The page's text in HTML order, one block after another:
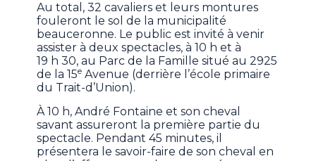
Au total, 32 cavaliers et leurs montures
fouleront le sol de la municipalité
beauceronne. Le public est invité à venir
assister à deux spectacles, à 10 h et à
19 h 30, au Parc de la Famille situé au 2925
de la 15e Avenue (derrière l’école primaire
du Trait-d’Union).
À 10 h, André Fontaine et son cheval
savant assureront la première partie du
spectacle. Pendant 45 minutes, il
présentera le savoir-faire de son cheval en